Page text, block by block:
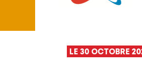
LE 30 OCTOBRE